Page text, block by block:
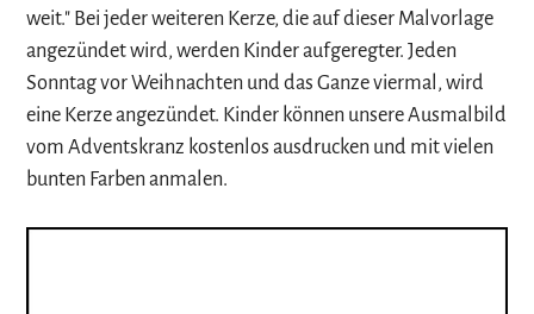
weit." Bei jeder weiteren Kerze, die auf dieser Malvorlage
angezündet wird, werden Kinder aufgeregter. Jeden
Sonntag vor Weihnachten und das Ganze viermal, wird
eine Kerze angezündet. Kinder können unsere Ausmalbild
vom Adventskranz kostenlos ausdrucken und mit vielen
bunten Farben anmalen.